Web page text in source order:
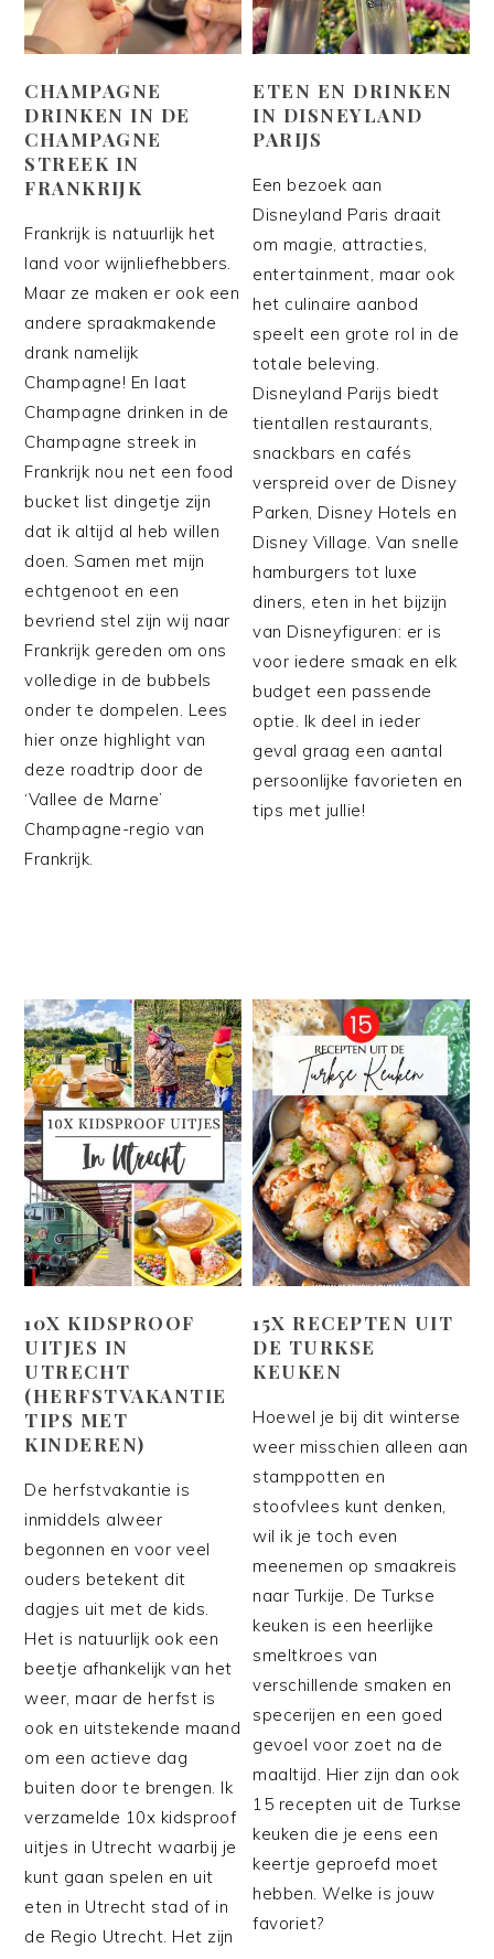
CHAMPAGNE
DRINKEN IN DE
CHAMPAGNE
STREEK IN
FRANKRIJK
Frankrijk is natuurlijk het
land voor wijnliefhebbers.
Maar ze maken er ook een
andere spraakmakende
drank namelijk
Champagne! En laat
Champagne drinken in de
Champagne streek in
Frankrijk nou net een food
bucket list dingetje zijn
dat ik altijd al heb willen
doen. Samen met mijn
echtgenoot en een
bevriend stel zijn wij naar
Frankrijk gereden om ons
volledige in de bubbels
onder te dompelen. Lees
hier onze highlight van
deze roadtrip door de
‘Vallee de Marne’
Champagne-regio van
Frankrijk.
ETEN EN DRINKEN
IN DISNEYLAND
PARIJS
Een bezoek aan
Disneyland Paris draait
om magie, attracties,
entertainment, maar ook
het culinaire aanbod
speelt een grote rol in de
totale beleving.
Disneyland Parijs biedt
tientallen restaurants,
snackbars en cafés
verspreid over de Disney
Parken, Disney Hotels en
Disney Village. Van snelle
hamburgers tot luxe
diners, eten in het bijzijn
van Disneyfiguren: er is
voor iedere smaak en elk
budget een passende
optie. Ik deel in ieder
geval graag een aantal
persoonlijke favorieten en
tips met jullie!
10X KIDSPROOF
UITJES IN
UTRECHT
(HERFSTVAKANTIE
TIPS MET
KINDEREN)
De herfstvakantie is
inmiddels alweer
begonnen en voor veel
ouders betekent dit
dagjes uit met de kids.
Het is natuurlijk ook een
beetje afhankelijk van het
weer, maar de herfst is
ook en uitstekende maand
om een actieve dag
buiten door te brengen. Ik
verzamelde 10x kidsproof
uitjes in Utrecht waarbij je
kunt gaan spelen en uit
eten in Utrecht stad of in
de Regio Utrecht. Het zijn
15X RECEPTEN UIT
DE TURKSE
KEUKEN
Hoewel je bij dit winterse
weer misschien alleen aan
stamppotten en
stoofvlees kunt denken,
wil ik je toch even
meenemen op smaakreis
naar Turkije. De Turkse
keuken is een heerlijke
smeltkroes van
verschillende smaken en
specerijen en een goed
gevoel voor zoet na de
maaltijd. Hier zijn dan ook
15 recepten uit de Turkse
keuken die je eens een
keertje geproefd moet
hebben. Welke is jouw
favoriet?